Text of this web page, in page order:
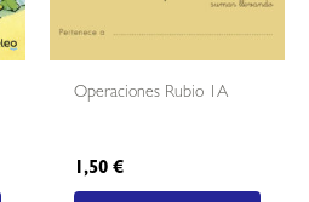
Operaciones Rubio 1A
1,50€